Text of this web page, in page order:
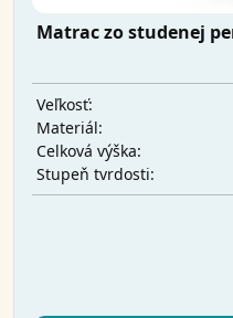
Matrac zo studenej
Veľkosť:
Materiál:
Celková výška:
Stupeň tvrdosti: